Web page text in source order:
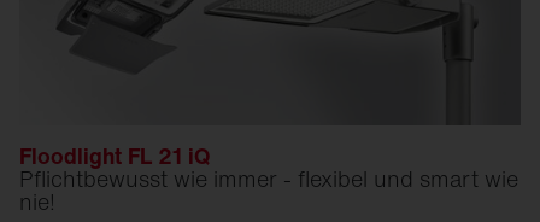
Floodlight FL 21 iQ
Pflichtbewusst wie immer - flexibel und smart wie
nie!